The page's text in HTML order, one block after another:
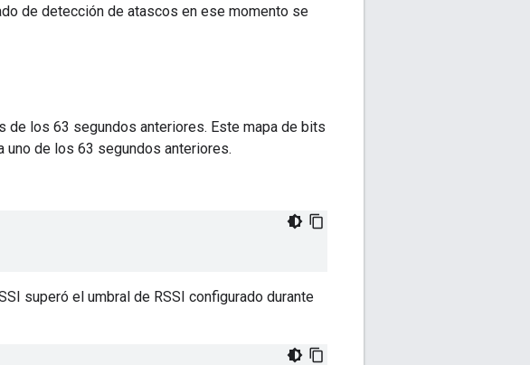
de detección de atascos en ese momento se
de los 63 segundos anteriores. Este mapa de bits
uno de los 63 segundos anteriores.
superó el umbral de RSSI configurado durante